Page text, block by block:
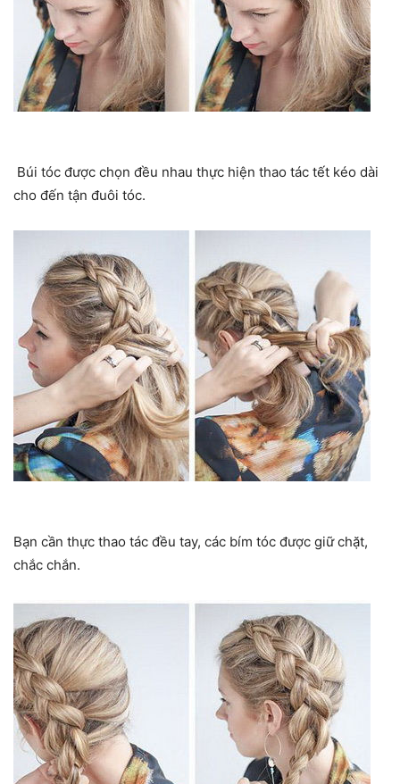
Búi tóc được chọn đều nhau thực hiện thao tác tết kéo dài
cho đến tận đuôi tóc.
Bạn cần thực thao tác đều tay, các bím tóc được giữ chặt,
chắc chắn.